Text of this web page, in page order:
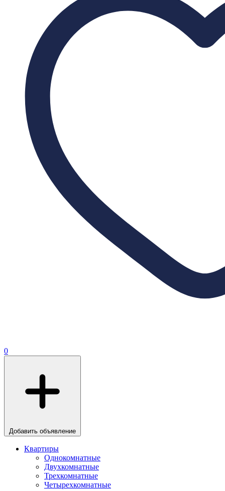
0
Добавить объявление
Квартиры
Однокомнатные
Двухкомнатные
Трехкомнатные
Четырехкомнатные